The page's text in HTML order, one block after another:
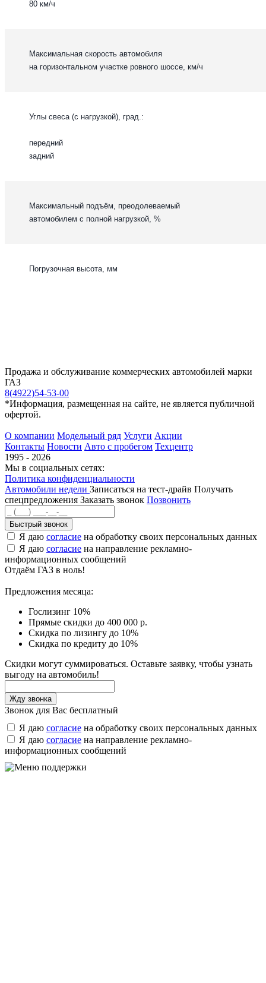
80 км/ч
Максимальная скорость автомобиля
на горизонтальном участке ровного шоссе, км/ч
Углы свеса (с нагрузкой), град.:
передний
задний
Максимальный подъём, преодолеваемый
автомобилем с полной нагрузкой, %
Погрузочная высота, мм
Продажа и обслуживание коммерческих автомобилей марки
ГАЗ
8(4922)54-53-00
*Информация, размещенная на сайте, не является публичной
офертой.
О компании Модельный ряд Услуги Акции
Контакты Новости Авто с пробегом Техцентр
1995 - 2026
Мы в социальных сетях:
Политика конфиденциальности
Автомобили недели Записаться на тест-драйв Получать
спецпредложения Заказать звонок Позвонить
Быстрый звонок
Я даю согласие на обработку своих персональных данных
Я даю согласие на направление рекламно-
информационных сообщений
Отдаём ГАЗ в ноль!
Предложения месяца:
Гослизинг 10%
Прямые скидки до 400 000 р.
Скидка по лизингу до 10%
Скидка по кредиту до 10%
Скидки могут суммироваться. Оставьте заявку, чтобы узнать
выгоду на автомобиль!
Звонок для Вас бесплатный
Я даю согласие на обработку своих персональных данных
Я даю согласие на направление рекламно-
информационных сообщений